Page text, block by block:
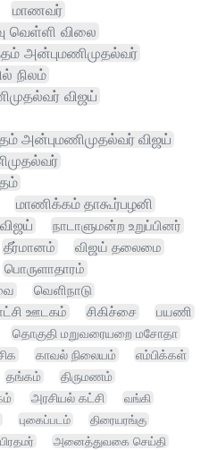
மாணவர்
வெள்ளி விலை
அன்புமணிமுதல்வர்
நிலம்
விஜய்
அன்புமணிமுதல்வர் விஜய்
மாணிக்கம் தாகூர்பழனி
நாடாளுமன்ற உறுப்பினர்
தீர்மானம்
விஜய் தலைமை
பொருளாதாரம்
வெளிநாடு
ஊடகம் சிகிச்சை
பயணி
தொகுதி மறுவரையறை மசோதா
காவல் நிலையம்
எம்பிக்கள்
தங்கம்
திருமணம்
அரசியல் கட்சி
வங்கி
புகைப்படம்
திரையரங்கு
பிரதமர் அனைத்துவகை செய்தி